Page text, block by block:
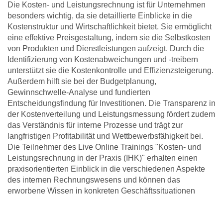
Die Kosten- und Leistungsrechnung ist für Unternehmen
besonders wichtig, da sie detaillierte Einblicke in die
Kostenstruktur und Wirtschaftlichkeit bietet. Sie ermöglicht
eine effektive Preisgestaltung, indem sie die Selbstkosten
von Produkten und Dienstleistungen aufzeigt. Durch die
Identifizierung von Kostenabweichungen und -treibern
unterstützt sie die Kostenkontrolle und Effizienzsteigerung.
Außerdem hilft sie bei der Budgetplanung,
Gewinnschwelle-Analyse und fundierten
Entscheidungsfindung für Investitionen. Die Transparenz in
der Kostenverteilung und Leistungsmessung fördert zudem
das Verständnis für interne Prozesse und trägt zur
langfristigen Profitabilität und Wettbewerbsfähigkeit bei.
Die Teilnehmer des Live Online Trainings "Kosten- und
Leistungsrechnung in der Praxis (IHK)" erhalten einen
praxisorientierten Einblick in die verschiedenen Aspekte
des internen Rechnungswesens und können das
erworbene Wissen in konkreten Geschäftssituationen